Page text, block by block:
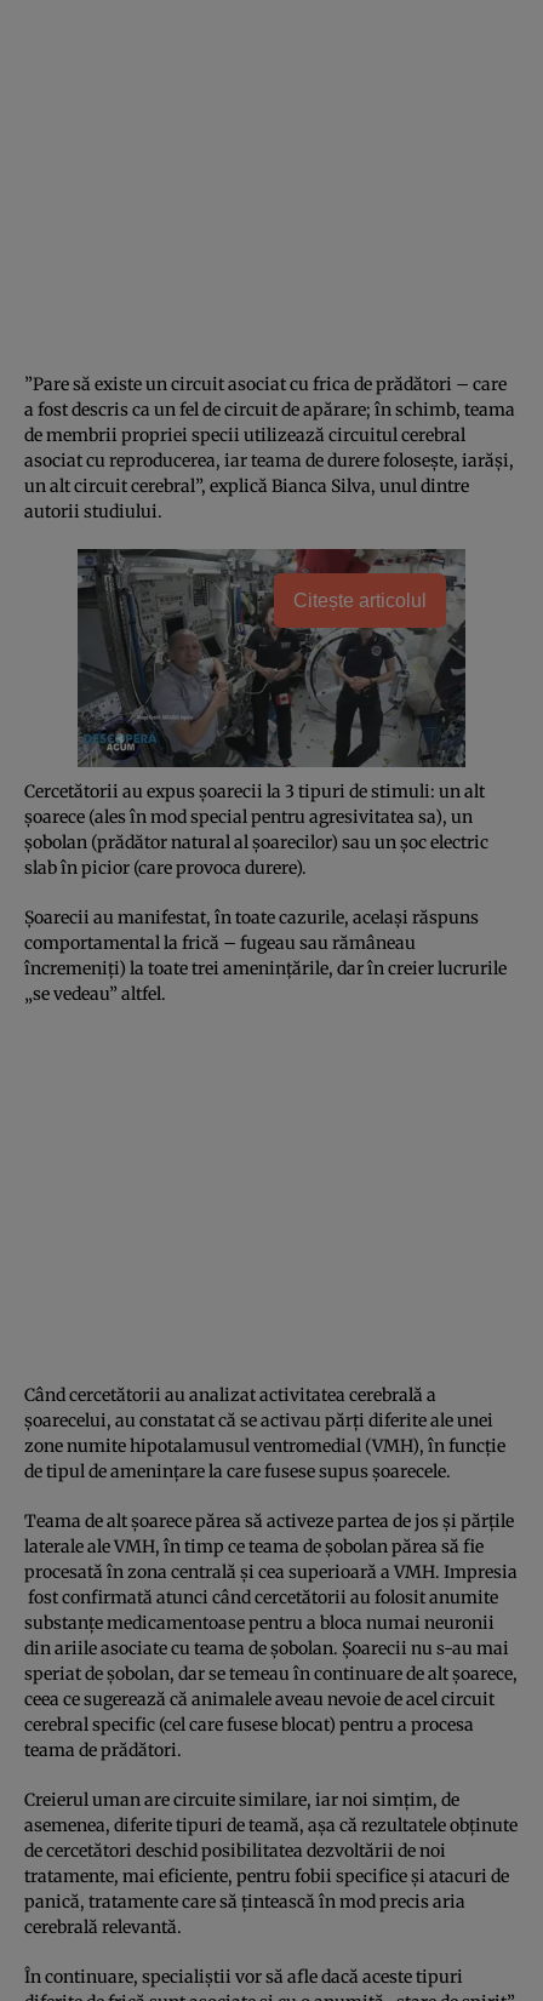
”Pare să existe un circuit asociat cu frica de prădători – care
a fost descris ca un fel de circuit de apărare; în schimb, teama
de membrii propriei specii utilizează circuitul cerebral
asociat cu reproducerea, iar teama de durere foloseşte, iarăşi,
un alt circuit cerebral”, explică Bianca Silva, unul dintre
autorii studiului.
Citește articolul
Cercetătorii au expus şoarecii la 3 tipuri de stimuli: un alt
şoarece (ales în mod special pentru agresivitatea sa), un
şobolan (prădător natural al şoarecilor) sau un şoc electric
slab în picior (care provoca durere).
Şoarecii au manifestat, în toate cazurile, acelaşi răspuns
comportamental la frică – fugeau sau rămâneau
încremeniţi) la toate trei ameninţările, dar în creier lucrurile
„se vedeau” altfel.
Când cercetătorii au analizat activitatea cerebrală a
şoarecelui, au constatat că se activau părţi diferite ale unei
zone numite hipotalamusul ventromedial (VMH), în funcţie
de tipul de ameninţare la care fusese supus şoarecele.
Teama de alt şoarece părea să activeze partea de jos şi părţile
laterale ale VMH, în timp ce teama de şobolan părea să fie
procesată în zona centrală şi cea superioară a VMH. Impresia
fost confirmată atunci când cercetătorii au folosit anumite
substanţe medicamentoase pentru a bloca numai neuronii
din ariile asociate cu teama de şobolan. Şoarecii nu s-au mai
speriat de şobolan, dar se temeau în continuare de alt şoarece,
ceea ce sugerează că animalele aveau nevoie de acel circuit
cerebral specific (cel care fusese blocat) pentru a procesa
teama de prădători.
Creierul uman are circuite similare, iar noi simţim, de
asemenea, diferite tipuri de teamă, aşa că rezultatele obţinute
de cercetători deschid posibilitatea dezvoltării de noi
tratamente, mai eficiente, pentru fobii specifice şi atacuri de
panică, tratamente care să ţintească în mod precis aria
cerebrală relevantă.
În continuare, specialiştii vor să afle dacă aceste tipuri